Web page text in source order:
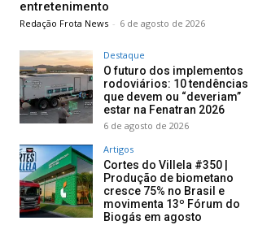
entretenimento
Redação Frota News - 6 de agosto de 2026
Destaque
O futuro dos implementos
rodoviários: 10 tendências
que devem ou “deveriam”
estar na Fenatran 2026
6 de agosto de 2026
Artigos
Cortes do Villela #350 |
Produção de biometano
cresce 75% no Brasil e
movimenta 13º Fórum do
Biogás em agosto